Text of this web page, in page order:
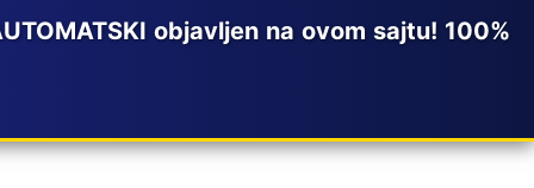
objavljen na ovom sajtu! 100%